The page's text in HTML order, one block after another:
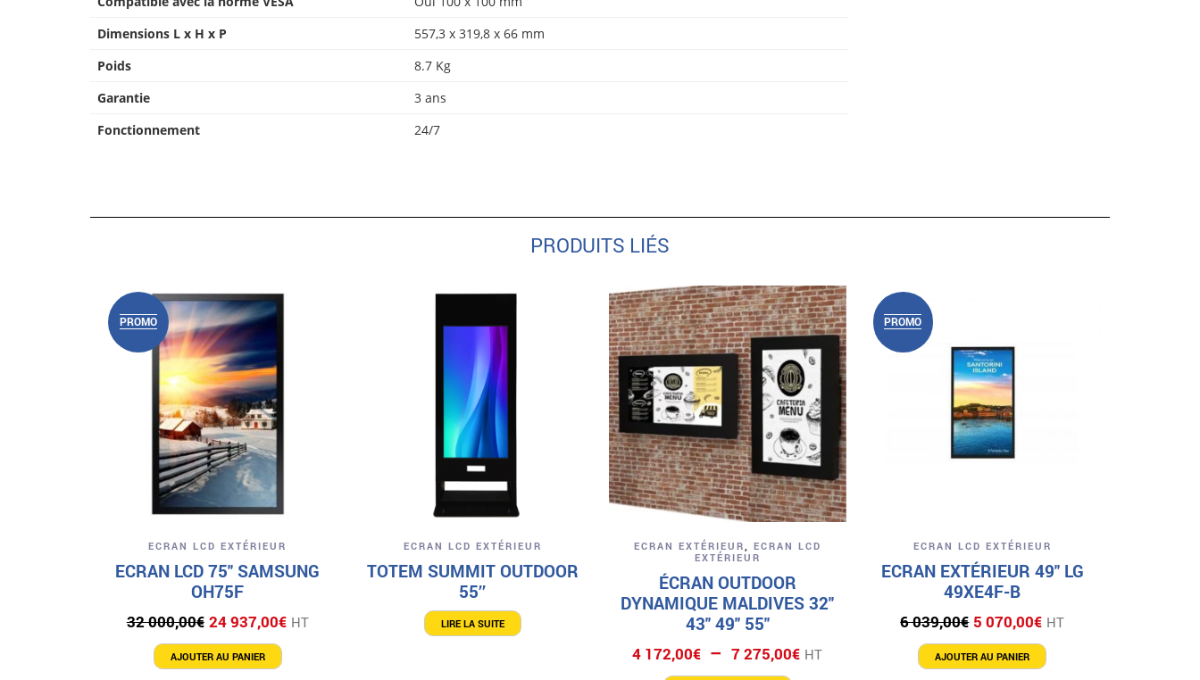
Dimensions L x H x P
557,3 x 319,8 x 66 mm
Poids
8.7 Kg
Garantie
3 ans
Fonctionnement
24/7
PRODUITS LIÉS
PROMO
ECRAN LCD EXTÉRIEUR
ECRAN LCD 75″ SAMSUNG
OH75F
32 000,00€ Le
prix
initial
24 937,00€Le
HT
AJOUTER AU PANIER
ECRAN LCD EXTÉRIEUR
TOTEM SUMMIT OUTDOOR
55’’
LIRE LA SUITE
ECRAN EXTÉRIEUR, ECRAN LCD
EXTÉRIEUR
ÉCRAN OUTDOOR
DYNAMIQUE MALDIVES 32″
43″ 49″ 55″
4 172,00€ – 7 275,00€Plage
HT
PROMO
ECRAN LCD EXTÉRIEUR
ECRAN EXTÉRIEUR 49″ LG
49XE4F-B
6 039,00€ Le
prix
initial
5 070,00€Le
prix
actuel
HT
AJOUTER AU PANIER